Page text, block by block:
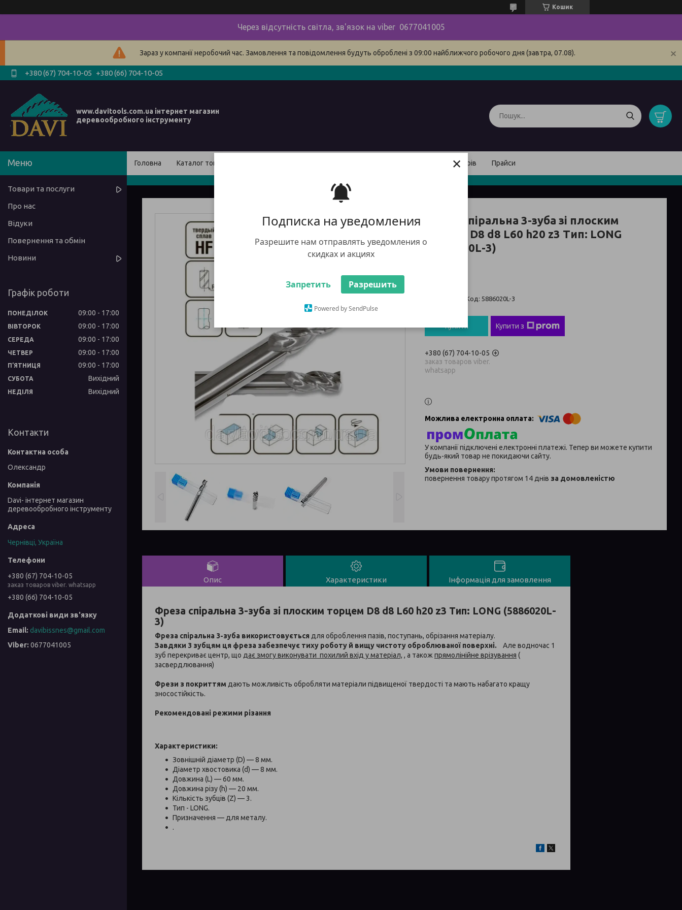
Подписка на уведомления
Разрешите нам отправлять уведомления о
скидках и акциях
Запретить Разрешить
Powered by SendPulse
×
Кошик
Через відсутність світла, зв'язок на viber 0677041005
Зараз у компанії неробочий час. Замовлення та повідомлення будуть оброблені з 09:00 найближчого робочого дня (завтра, 07.08).
+380 (67) 704-10-05 +380 (66) 704-10-05
www.davitools.com.ua інтернет магазин
деревообробного інструменту
Головна Каталог товарів Доставка і оплата товарів Прайси
Фреза спіральна 3-зуба зі плоским
торцем D8 d8 L60 h20 z3 Тип: LONG
(5886020L-3)
Код: 5886020L-3
Купити Купити з
+380 (67) 704-10-05
заказ товаров viber.
whatsapp
У компанії підключені електронні платежі. Тепер ви можете купити
будь-який товар не покидаючи сайту.
повернення товару протягом 14 днів за домовленістю
Опис Характеристики Інформація для замовлення
Фреза спіральна 3-зуба зі плоским торцем D8 d8 L60 h20 z3 Тип: LONG (5886020L-
3)
Фреза спіральна 3-зуба використовується для оброблення пазів, поступань, обрізання матеріалу.
Завдяки 3 зубцям ця фреза забезпечує тиху роботу й вищу чистоту оброблюваної поверхні. Але водночас 1
зуб перекриває центр, що дає змогу виконувати похилий вхід у матеріал, , а також прямолінійне врізування (
засвердлювання)
Фрези з покриттям дають можливість обробляти матеріали підвищеної твердості та мають набагато кращу
зносостійкість.
Рекомендовані режими різання
Характеристики:
Зовнішній діаметр (D) — 8 мм.
Діаметр хвостовика (d) — 8 мм.
Довжина (L) — 60 мм.
Довжина різу (h) — 20 мм.
Кількість зубців (Z) — 3.
Тип - LONG.
Призначення — для металу.
.
Товари та послуги
Про нас
Відуки
Повернення та обмін
Новини
Графік роботи
ПОНЕДІЛОК 09:00 17:00
ВІВТОРОК 09:00 17:00
СЕРЕДА 09:00 17:00
ЧЕТВЕР 09:00 17:00
ПʼЯТНИЦЯ 09:00 17:00
СУБОТА Вихідний
НЕДІЛЯ Вихідний
Контакти
Олександр
Davi- інтернет магазин
деревообробного інструменту
Чернівці, Україна
+380 (67) 704-10-05
заказ товаров viber. whatsapp
+380 (66) 704-10-05
davibissnes@gmail.com
0677041005